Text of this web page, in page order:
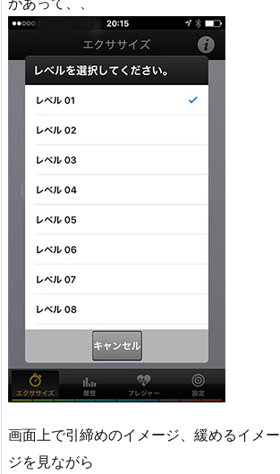
画面上で引締めのイメージ、緩めるイメ
ジを見ながら